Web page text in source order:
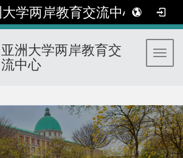
学两岸教育交流中心
亚洲大学两岸教育交
流中心